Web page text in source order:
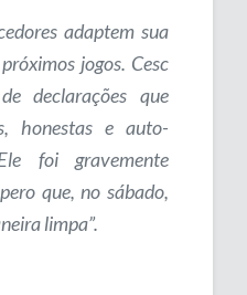
adaptem sua
jogos. Cesc
declarações que
honestas e auto-
foi gravemente
que, no sábado,
limpa”.